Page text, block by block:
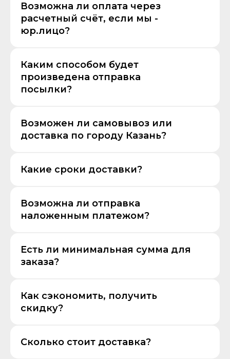
Возможна ли оплата через
расчетный счёт, если мы -
юр.лицо?
Каким способом будет
произведена отправка
посылки?
Возможен ли самовывоз или
доставка по городу Казань?
Какие сроки доставки?
Возможна ли отправка
наложенным платежом?
Есть ли минимальная сумма для
заказа?
Как сэкономить, получить
скидку?
Сколько стоит доставка?